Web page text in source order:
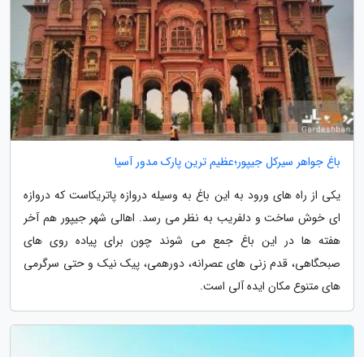
باغ جواهر سیرکل جیپور؛عظیم ترین پارک مدور آسیا
یکی از راه های ورود به این باغ به وسیله دروازه پاتریکاست که دروازه
ای خوش ساخت و دلفریب به نظر می رسد. اهالی شهر جیپور هم آخر
هفته ها در این باغ جمع می شوند چون برای پیاده روی های
صبحگاهی، قدم زنی های عصرانه، دورهمی، پیک نیک و حتی سرگرمی
های متنوع مکان ایده آلی است.